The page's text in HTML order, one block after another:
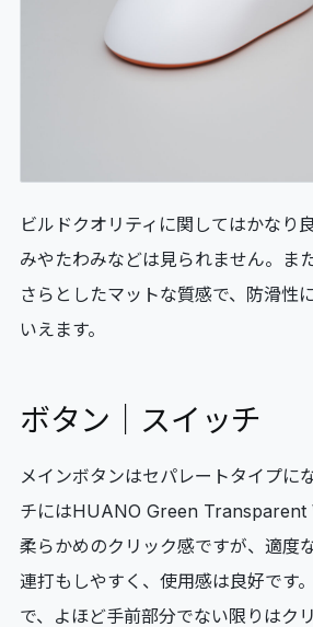
ビルドクオリティに関してはかなり
みやたわみなどは見られません。ま
さらとしたマットな質感で、防滑性
いえます。
ボタン｜スイッチ
メインボタンはセパレートタイプに
チにはHUANO Green Transparent
柔らかめのクリック感ですが、適度
連打もしやすく、使用感は良好です
で、よほど手前部分でない限りはク